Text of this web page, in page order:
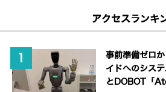
アクセスランキ
事前準備ゼロ
イドへのシス
とDOBOT「